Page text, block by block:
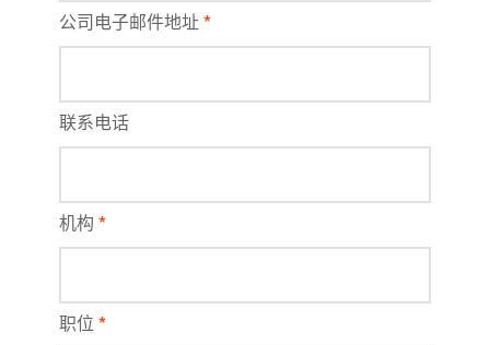
公司电子邮件地址 *
联系电话
机构 *
职位 *